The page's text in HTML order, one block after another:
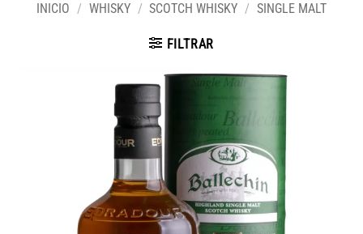
INICIO / WHISKY / SCOTCH WHISKY / SINGLE MALT
FILTRAR